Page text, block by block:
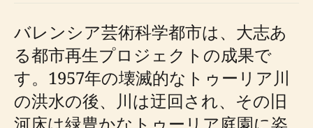
バレンシア芸術科学都市は、大志あ
る都市再生プロジェクトの成果で
す。1957年の壊滅的なトゥーリア川
の洪水の後、川は迂回され、その旧
河床は緑豊かなトゥーリア庭園に姿